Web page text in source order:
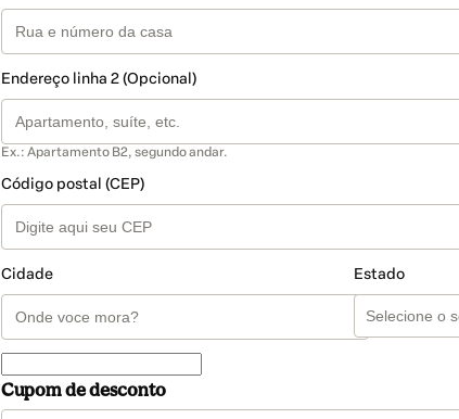
Endereço linha 2 (Opcional)
Ex.: Apartamento B2, segundo andar.
Código postal (CEP)
Cidade Estado
Cupom de desconto